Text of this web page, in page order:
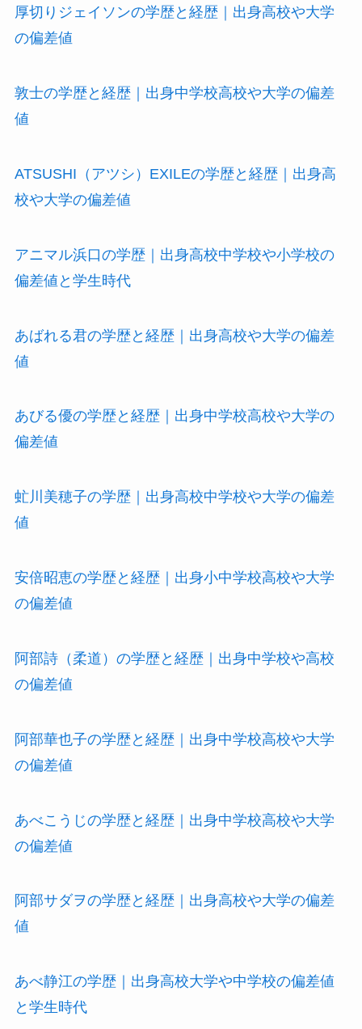
厚切りジェイソンの学歴と経歴｜出身高校や大学
の偏差値
敦士の学歴と経歴｜出身中学校高校や大学の偏差
値
ATSUSHI（アツシ）EXILEの学歴と経歴｜出身高
校や大学の偏差値
アニマル浜口の学歴｜出身高校中学校や小学校の
偏差値と学生時代
あばれる君の学歴と経歴｜出身高校や大学の偏差
値
あびる優の学歴と経歴｜出身中学校高校や大学の
偏差値
虻川美穂子の学歴｜出身高校中学校や大学の偏差
値
安倍昭恵の学歴と経歴｜出身小中学校高校や大学
の偏差値
阿部詩（柔道）の学歴と経歴｜出身中学校や高校
の偏差値
阿部華也子の学歴と経歴｜出身中学校高校や大学
の偏差値
あべこうじの学歴と経歴｜出身中学校高校や大学
の偏差値
阿部サダヲの学歴と経歴｜出身高校や大学の偏差
値
あべ静江の学歴｜出身高校大学や中学校の偏差値
と学生時代